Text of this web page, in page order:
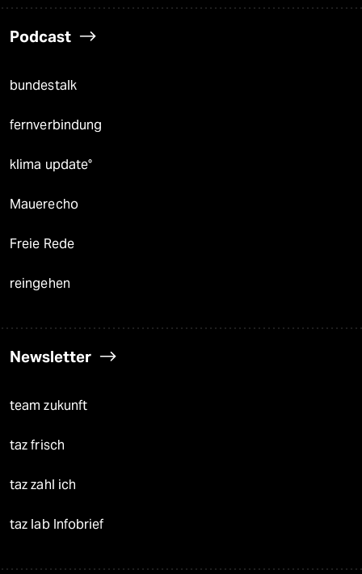
Podcast
bundestalk
fernverbindung
klima update°
Mauerecho
Freie Rede
reingehen
Newsletter
team zukunft
taz frisch
taz zahl ich
taz lab Infobrief